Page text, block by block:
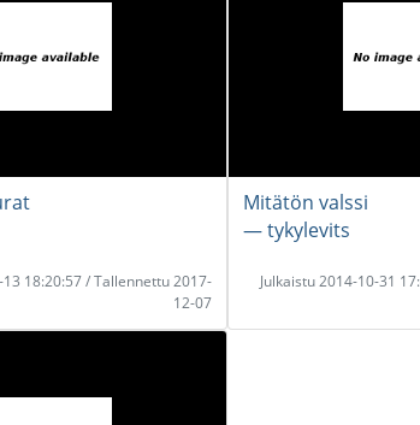
13 18:20:57 / Tallennettu 2017-
12-07
Mitätön valssi
― tykylevits
Julkaistu 2014-10-31